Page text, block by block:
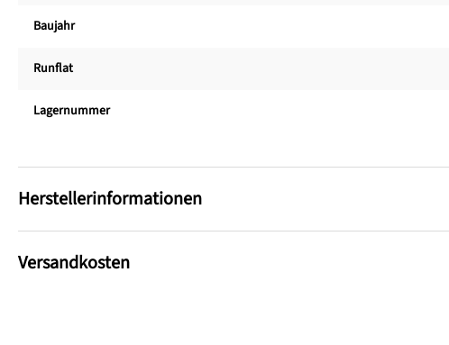
Baujahr
Runflat
Lagernummer
Herstellerinformationen
Versandkosten